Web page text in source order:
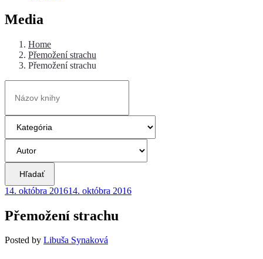
Media
Home
Přemožení strachu
Přemožení strachu
Hľadať
14. októbra 201614. októbra 2016
Přemožení strachu
Posted by Libuša Synaková